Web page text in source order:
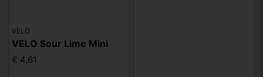
VELO
VELO Sour Lime Mini
€ 4,61